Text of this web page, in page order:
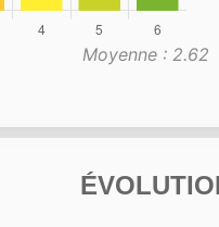
Moyenne : 2.62